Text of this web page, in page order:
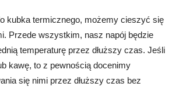
kubka termicznego, możemy cieszyć się
Przede wszystkim, nasz napój będzie
temperaturę przez dłuższy czas. Jeśli
kawę, to z pewnością docenimy
się nimi przez dłuższy czas bez